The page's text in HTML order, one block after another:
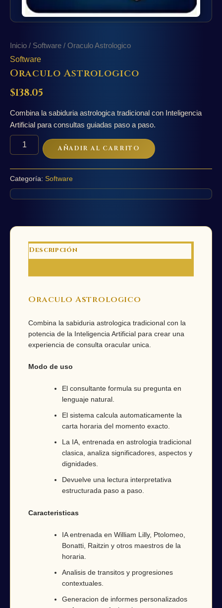
Inicio / Software / Oraculo Astrologico
Software
Oraculo Astrologico
$138.05
Combina la sabiduria astrologica tradicional con Inteligencia
Artificial para consultas guiadas paso a paso.
Oraculo
Astrologico
AÑADIR AL CARRITO
Categoría: Software
Descripción
Oraculo Astrologico
Combina la sabiduria astrologica tradicional con la
potencia de la Inteligencia Artificial para crear una
experiencia de consulta oracular unica.
Modo de uso
El consultante formula su pregunta en
lenguaje natural.
El sistema calcula automaticamente la
carta horaria del momento exacto.
La IA, entrenada en astrologia tradicional
clasica, analiza significadores, aspectos y
dignidades.
Devuelve una lectura interpretativa
estructurada paso a paso.
Caracteristicas
IA entrenada en William Lilly, Ptolomeo,
Bonatti, Raitzin y otros maestros de la
horaria.
Analisis de transitos y progresiones
contextuales.
Generacion de informes personalizados